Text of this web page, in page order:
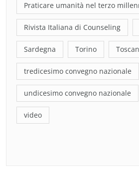
Praticare umanità nel terzo
Rivista Italiana di Counseling
Sardegna Torino
tredicesimo convegno nazionale
undicesimo convegno nazionale
video